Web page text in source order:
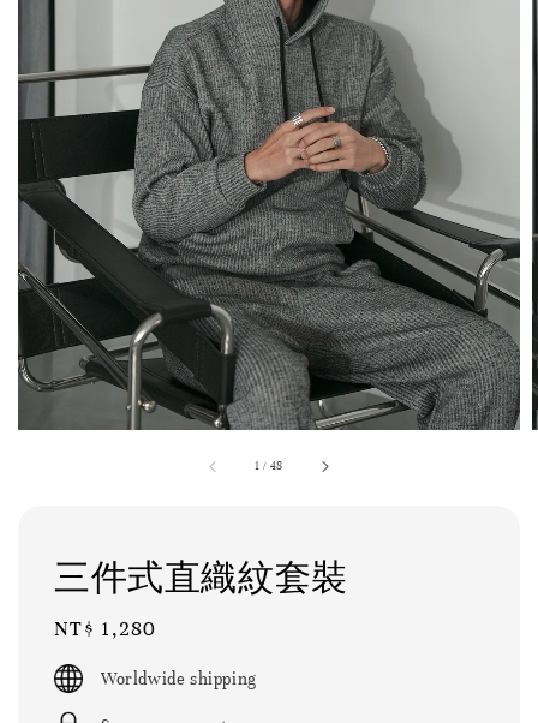
1 / 48
三件式直織紋套裝
Regular
price
NT$ 1,280
Worldwide shipping